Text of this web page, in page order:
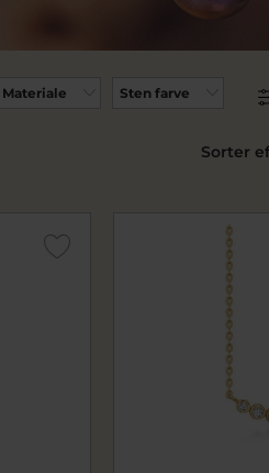
Materiale Sten farve
Sorter